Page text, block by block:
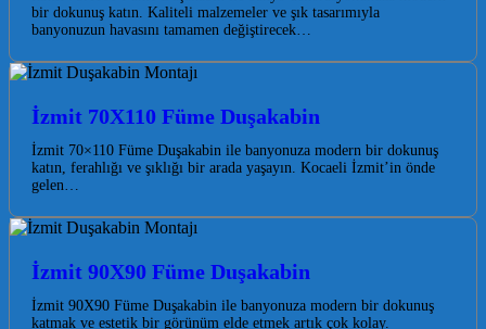
bir dokunuş katın. Kaliteli malzemeler ve şık tasarımıyla
banyonuzun havasını tamamen değiştirecek…
İzmit 70X110 Füme Duşakabin
İzmit 70×110 Füme Duşakabin ile banyonuza modern bir dokunuş
katın, ferahlığı ve şıklığı bir arada yaşayın. Kocaeli İzmit’in önde
gelen…
İzmit 90X90 Füme Duşakabin
İzmit 90X90 Füme Duşakabin ile banyonuza modern bir dokunuş
katmak ve estetik bir görünüm elde etmek artık çok kolay.